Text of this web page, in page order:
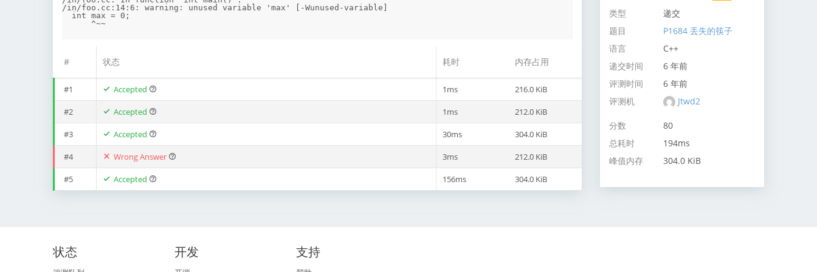
/in/foo.cc:14:6: warning: unused variable 'max' [-Wunused-variable]
# 状态 耗时 内存占用
#1 Accepted 1ms 216.0 KiB
#2 Accepted 1ms 212.0 KiB
#3 Accepted 30ms 304.0 KiB
#4 Wrong Answer 3ms 212.0 KiB
#5 Accepted 156ms 304.0 KiB
类型
递交
题目
P1684 丢失的筷子
语言
C++
递交时间
6 年前
评测时间
6 年前
评测机
Jtwd2
分数
80
总耗时
194ms
峰值内存
304.0 KiB
状态 开发 支持